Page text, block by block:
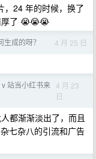
，24 年的时候，换了
厚了 😭😭😭
成的呀？ 4 月 25 日
站当小红书来 4 月 23
日
都渐渐淡出了，而且
七杂八的引流和广告